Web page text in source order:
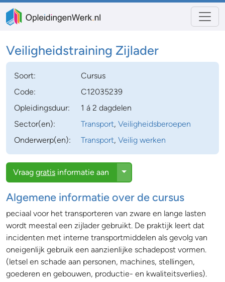
Veiligheidstraining Zijlader
Soort:
Cursus
Code:
C12035239
Opleidingsduur:
1 á 2 dagdelen
Sector(en):
Transport,Veiligheidsberoepen
Onderwerp(en):
Transport,Veilig werken
Vraag gratis informatie aan Toggle Dropdown
Algemene informatie over de cursus
peciaal voor het transporteren van zware en lange lasten
wordt meestal een zijlader gebruikt. De praktijk leert dat
incidenten met interne transportmiddelen als gevolg van
oneigenlijk gebruik een aanzienlijke schadepost vormen.
(letsel en schade aan personen, machines, stellingen,
goederen en gebouwen, productie- en kwaliteitsverlies).